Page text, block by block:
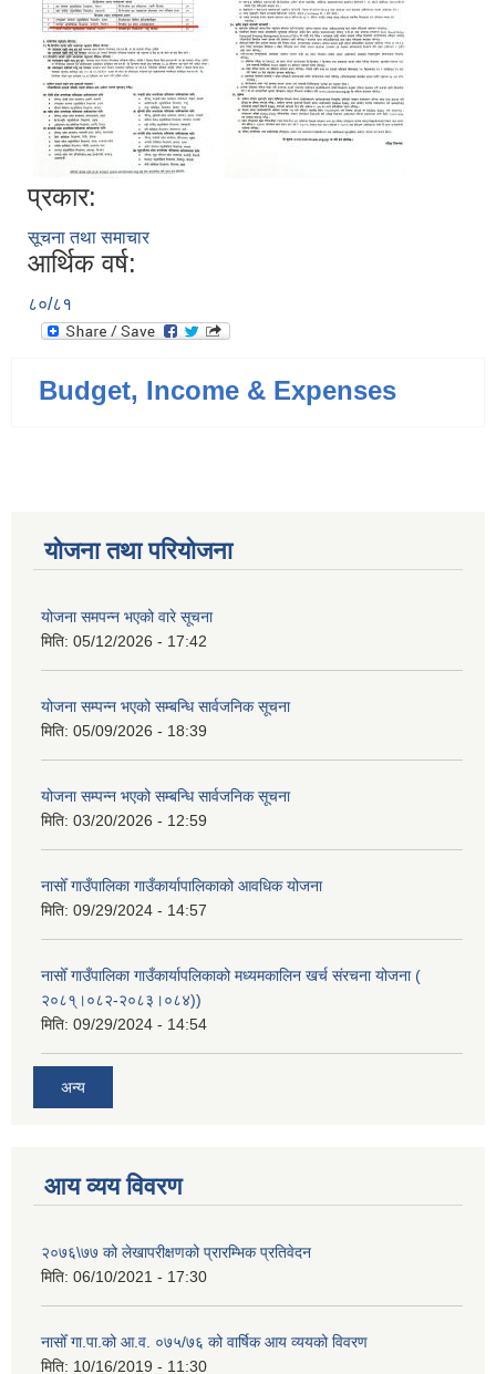
प्रकार:
सूचना तथा समाचार
आर्थिक वर्ष:
८०/८१
Budget, Income & Expenses
योजना तथा परियोजना
योजना समपन्न भएको वारे सूचना
मिति: 05/12/2026 - 17:42
योजना सम्पन्न भएको सम्बन्धि सार्वजनिक सूचना
मिति: 05/09/2026 - 18:39
योजना सम्पन्न भएको सम्बन्धि सार्वजनिक सूचना
मिति: 03/20/2026 - 12:59
नासोँ गाउँपालिका गाउँकार्यापालिकाको आवधिक योजना
मिति: 09/29/2024 - 14:57
नासोँ गाउँपालिका गाउँकार्यापलिकाको मध्यमकालिन खर्च संरचना योजना (
२०८१्।०८२-२०८३।०८४))
मिति: 09/29/2024 - 14:54
अन्य
आय व्यय विवरण
२०७६\७७ को लेखापरीक्षणको प्रारम्भिक प्रतिवेदन
मिति: 06/10/2021 - 17:30
नासोँ गा.पा.को आ.व. ०७५/७६ को वार्षिक आय व्ययको विवरण
मिति: 10/16/2019 - 11:30